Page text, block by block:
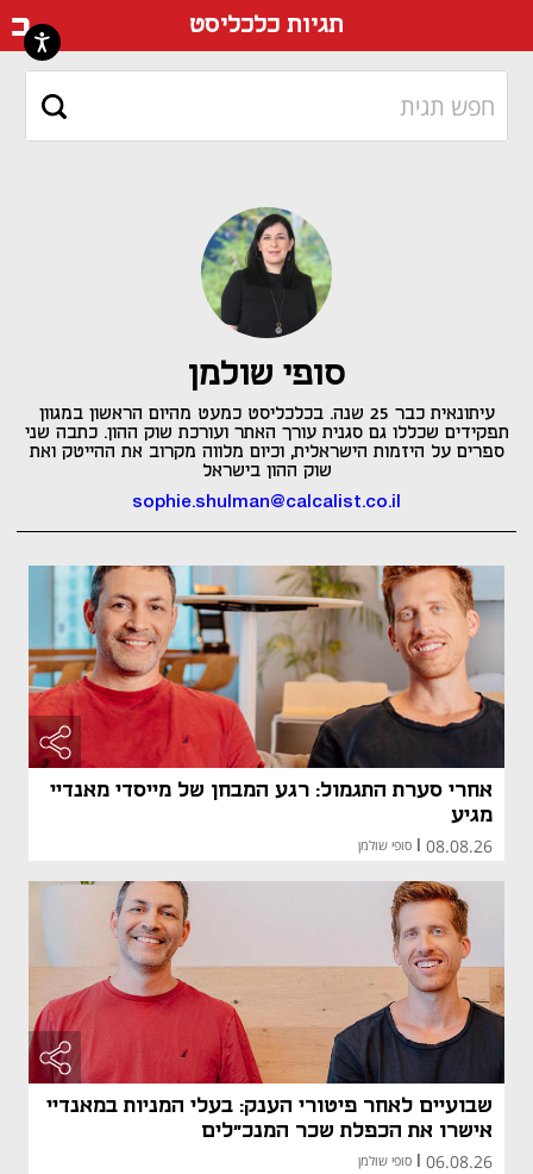
תגיות כלכליסט
סופי שולמן
עיתונאית כבר 25 שנה. בכלכליסט כמעט מהיום הראשון במגוון
תפקידים שכללו גם סגנית עורך האתר ועורכת שוק ההון. כתבה שני
ספרים על היזמות הישראלית, וכיום מלווה מקרוב את ההייטק ואת
שוק ההון בישראל
sophie.shulman@calcalist.co.il
אחרי סערת התגמול: רגע המבחן של מייסדי מאנדיי
מגיע
08.08.26 סופי שולמן
שבועיים לאחר פיטורי הענק: בעלי המניות במאנדיי
אישרו את הכפלת שכר המנכ"לים
06.08.26 סופי שולמן